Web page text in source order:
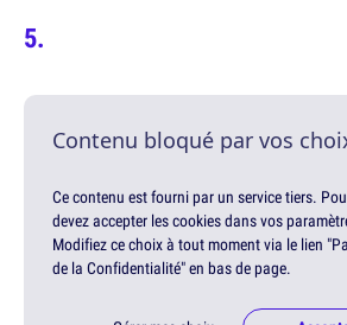
Contenu bloqué par vos
Ce contenu est fourni par un service tiers.
devez accepter les cookies dans vos
Modifiez ce choix à tout moment via le lien
de la Confidentialité" en bas de page.